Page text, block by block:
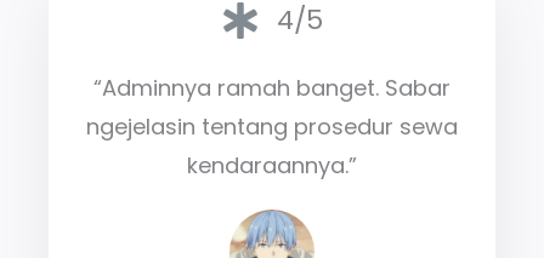
4/5
“Adminnya ramah banget. Sabar
ngejelasin tentang prosedur sewa
kendaraannya.”